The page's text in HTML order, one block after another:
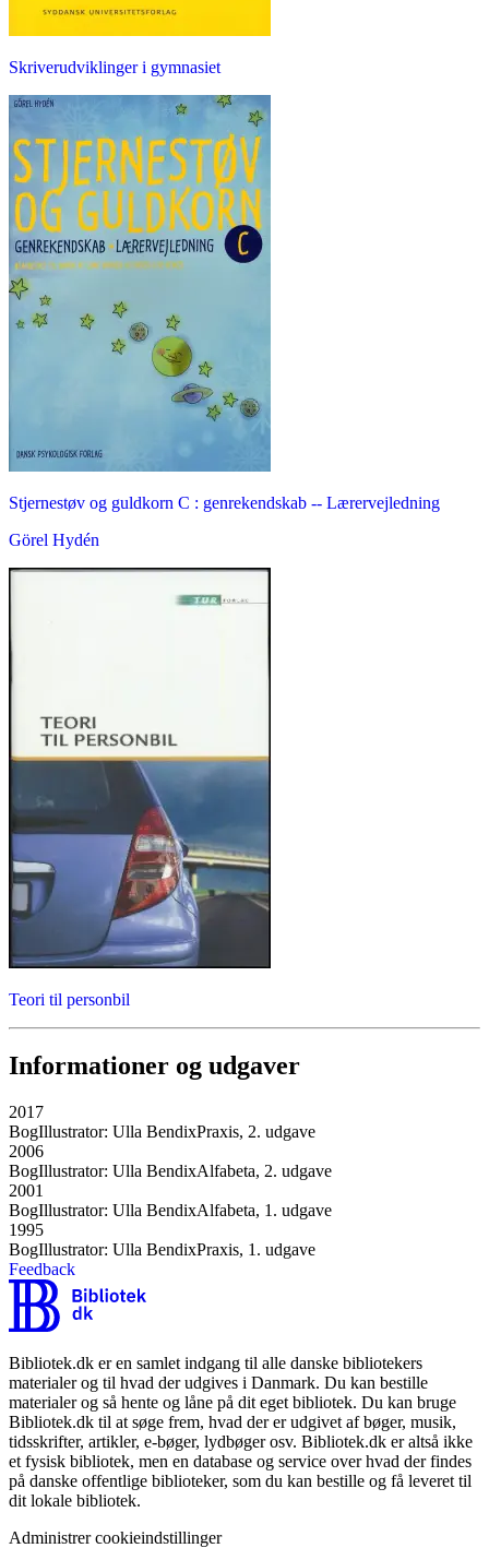
Skriverudviklinger i gymnasiet
Stjernestøv og guldkorn C : genrekendskab -- Lærervejledning
Görel Hydén
Teori til personbil
Informationer og udgaver
2017
BogIllustrator: Ulla BendixPraxis, 2. udgave
2006
BogIllustrator: Ulla BendixAlfabeta, 2. udgave
2001
BogIllustrator: Ulla BendixAlfabeta, 1. udgave
1995
BogIllustrator: Ulla BendixPraxis, 1. udgave
Feedback
Bibliotek.dk er en samlet indgang til alle danske bibliotekers
materialer og til hvad der udgives i Danmark. Du kan bestille
materialer og så hente og låne på dit eget bibliotek. Du kan bruge
Bibliotek.dk til at søge frem, hvad der er udgivet af bøger, musik,
tidsskrifter, artikler, e-bøger, lydbøger osv. Bibliotek.dk er altså ikke
et fysisk bibliotek, men en database og service over hvad der findes
på danske offentlige biblioteker, som du kan bestille og få leveret til
dit lokale bibliotek.
Administrer cookieindstillinger